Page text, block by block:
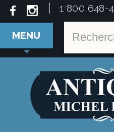
1 800 648-
MENU